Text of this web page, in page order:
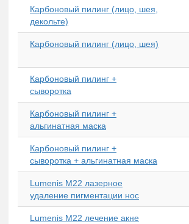
Карбоновый пилинг (лицо, шея,
декольте)
Карбоновый пилинг (лицо, шея)
Карбоновый пилинг +
сыворотка
Карбоновый пилинг +
альгинатная маска
Карбоновый пилинг +
сыворотка + альгинатная маска
Lumenis M22 лазерное
удаление пигментации нос
Lumenis M22 лечение акне